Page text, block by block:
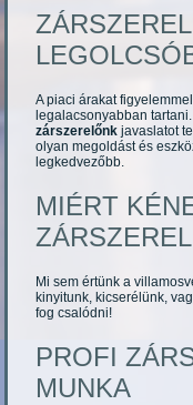
A piaci árakat
legalacsonyabban
zárszerelőnk javaslatot
olyan megoldást és
legkedvezőbb.
MIÉRT
Mi sem értünk a
kinyitunk, kicserélünk,
fog csalódni!
PROFI
MUNKA